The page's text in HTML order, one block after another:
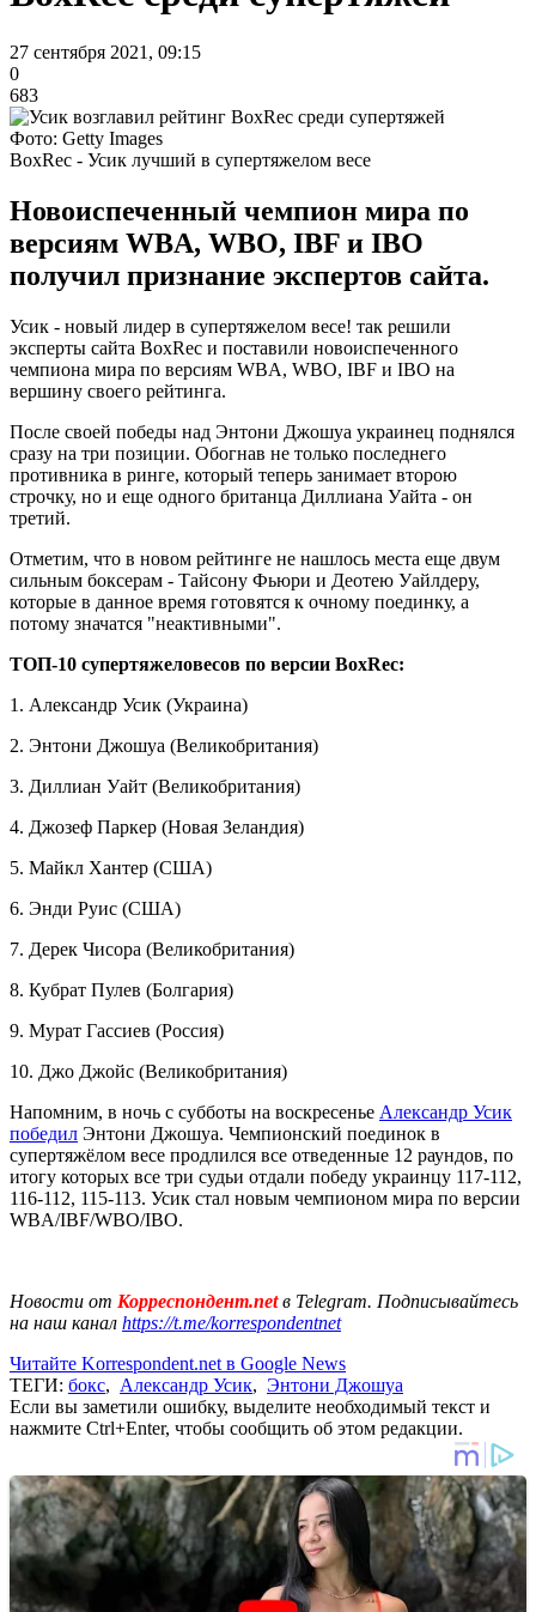
27 сентября 2021, 09:15
0
683
Фото: Getty Images
BoxRec - Усик лучший в супертяжелом весе
Новоиспеченный чемпион мира по
версиям WBA, WBO, IBF и IBО
получил признание экспертов сайта.
Усик - новый лидер в супертяжелом весе! так решили
эксперты сайта BoxRec и поставили новоиспеченного
чемпиона мира по версиям WBA, WBO, IBF и IBО на
вершину своего рейтинга.
После своей победы над Энтони Джошуа украинец поднялся
сразу на три позиции. Обогнав не только последнего
противника в ринге, который теперь занимает второю
строчку, но и еще одного британца Диллиана Уайта - он
третий.
Отметим, что в новом рейтинге не нашлось места еще двум
сильным боксерам - Тайсону Фьюри и Деотею Уайлдеру,
которые в данное время готовятся к очному поединку, а
потому значатся "неактивными".
ТОП-10 супертяжеловесов по версии BoxRec:
1. Александр Усик (Украина)
2. Энтони Джошуа (Великобритания)
3. Диллиан Уайт (Великобритания)
4. Джозеф Паркер (Новая Зеландия)
5. Майкл Хантер (США)
6. Энди Руис (США)
7. Дерек Чисора (Великобритания)
8. Кубрат Пулев (Болгария)
9. Мурат Гассиев (Россия)
10. Джо Джойс (Великобритания)
Напомним, в ночь с субботы на воскресенье Александр Усик
победил Энтони Джошуа. Чемпионский поединок в
супертяжёлом весе продлился все отведенные 12 раундов, по
итогу которых все три судьи отдали победу украинцу 117-112,
116-112, 115-113. Усик стал новым чемпионом мира по версии
WBA/IBF/WBO/IBO.
Новости от Корреспондент.netв Telegram. Подписывайтесь
на наш канал https://t.me/korrespondentnet
Читайте Korrespondent.net в Google News
ТЕГИ: бокс, Александр Усик, Энтони Джошуа
Если вы заметили ошибку, выделите необходимый текст и
нажмите Ctrl+Enter, чтобы сообщить об этом редакции.